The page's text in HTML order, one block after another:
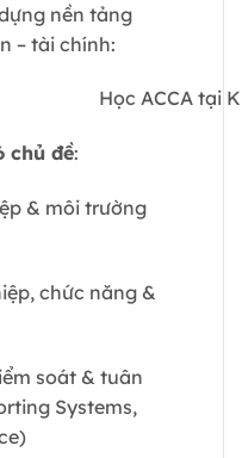
nền tảng
– tài chính:
chủ đề:
& môi trường
chức năng &
soát & tuân
Systems,